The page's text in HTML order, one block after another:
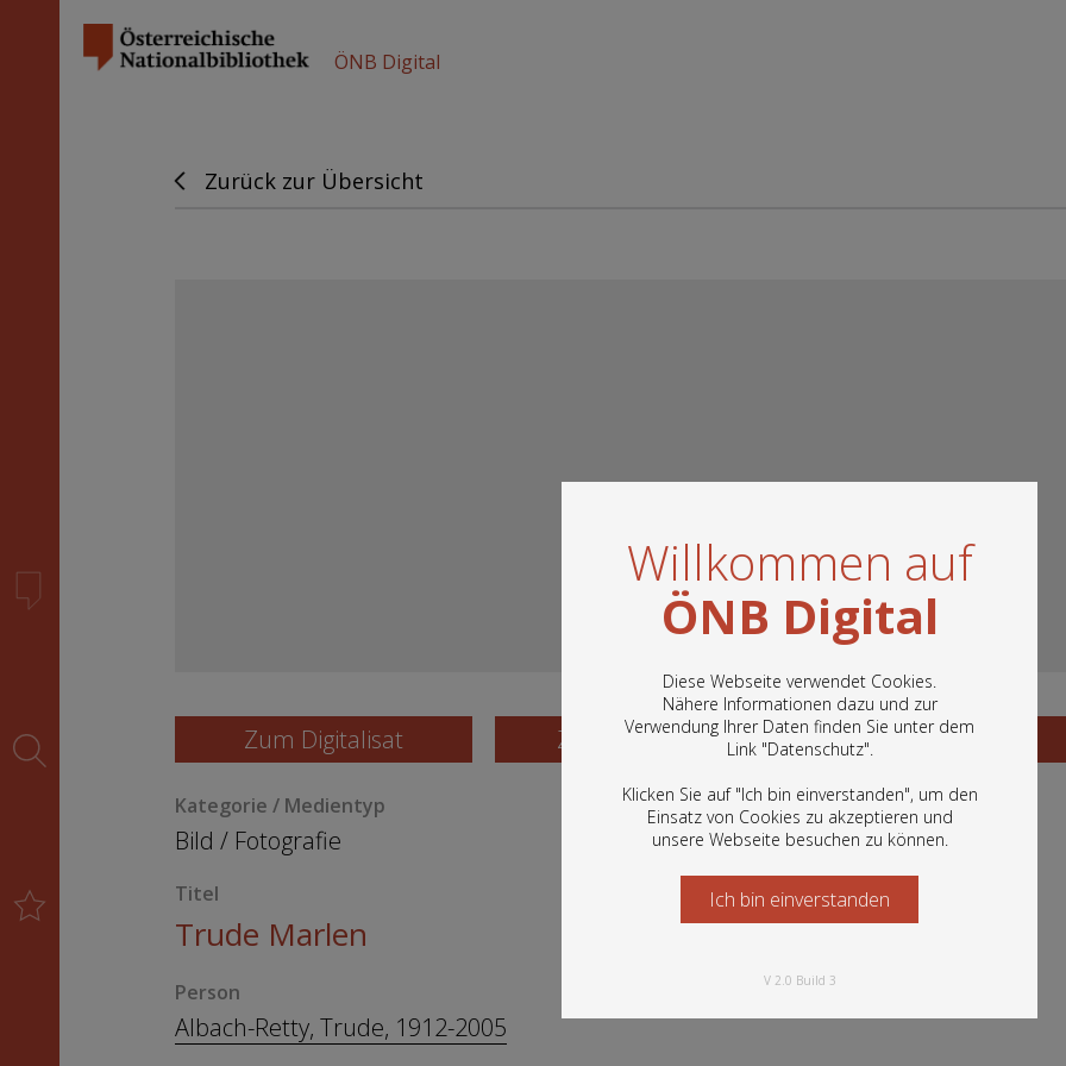
Willkommen auf
ÖNB Digital
Diese Webseite verwendet Cookies.
Nähere Informationen dazu und zur
Verwendung Ihrer Daten finden Sie unter dem
Link "Datenschutz".
Klicken Sie auf "Ich bin einverstanden", um den
Einsatz von Cookies zu akzeptieren und
unsere Webseite besuchen zu können.
In diesem Portal finden Sie die digitalen
Bestände der Österreichischen
Grafiken und vieles mehr.
Ich bin einverstanden
Starten Sie jetzt
V 2.0 Build 3
ÖNB Digital
Zurück zur Übersicht
Zum Digitalisat Zum Katalogisat Zur Vorschau
Kategorie / Medientyp
Bild / Fotografie
Titel
Trude Marlen
Person
Albach-Retty, Trude, 1912-2005